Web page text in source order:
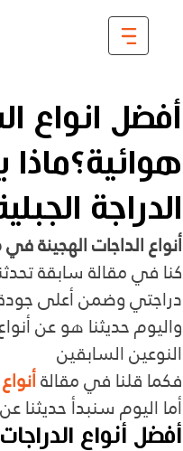
أفضل انواع
الدراجة
أنواع الداجات الهجينة
كنا في مقالة سابقة
دراجتي وضمن أعلى
واليوم حديثنا هو عن
النوعين السابقين
فكما قلنا في مقالة
أما اليوم سنبدأ حديثنا
أفضل أنواع